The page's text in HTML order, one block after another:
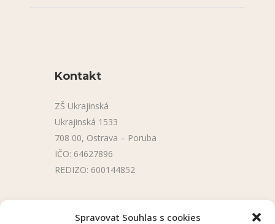
Spravovat Souhlas s cookies
Kontakt
ZŠ Ukrajinská
Ukrajinská 1533
708 00, Ostrava – Poruba
IČO: 64627896
REDIZO: 600144852